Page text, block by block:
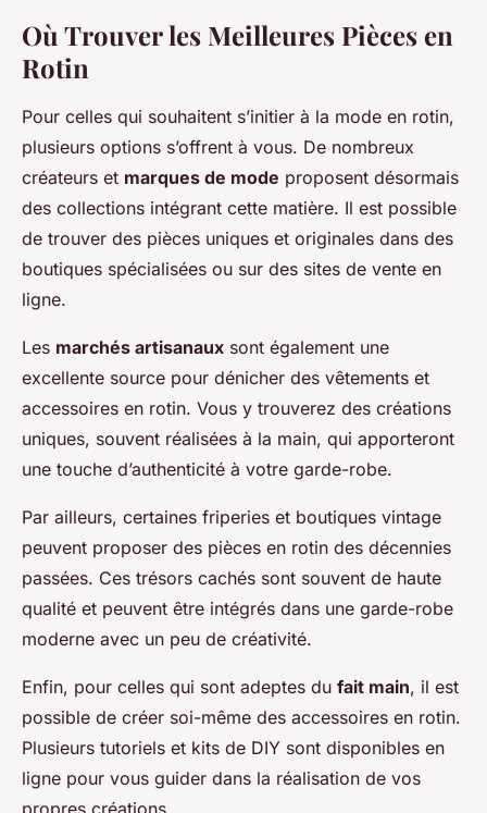
Où Trouver les Meilleures Pièces en
Rotin
Pour celles qui souhaitent s’initier à la mode en rotin,
plusieurs options s’offrent à vous. De nombreux
créateurs et marques de mode proposent désormais
des collections intégrant cette matière. Il est possible
de trouver des pièces uniques et originales dans des
boutiques spécialisées ou sur des sites de vente en
ligne.
Les marchés artisanaux sont également une
excellente source pour dénicher des vêtements et
accessoires en rotin. Vous y trouverez des créations
uniques, souvent réalisées à la main, qui apporteront
une touche d’authenticité à votre garde-robe.
Par ailleurs, certaines friperies et boutiques vintage
peuvent proposer des pièces en rotin des décennies
passées. Ces trésors cachés sont souvent de haute
qualité et peuvent être intégrés dans une garde-robe
moderne avec un peu de créativité.
Enfin, pour celles qui sont adeptes du fait main, il est
possible de créer soi-même des accessoires en rotin.
Plusieurs tutoriels et kits de DIY sont disponibles en
ligne pour vous guider dans la réalisation de vos